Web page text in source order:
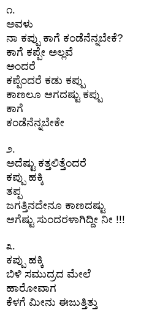
೧.
ಅವಳು
ನಾ ಕಪ್ಪು ಕಾಗೆ ಕಂಡೆನೆನ್ನಬೇಕೆ?
ಕಾಗೆ ಕಪ್ಪೇ ಅಲ್ಲವೆ
ಅಂದರೆ
ಕಪ್ಪೆಂದರೆ ಕಡು ಕಪ್ಪು
ಕಾಣಲೂ ಆಗದಷ್ಟು ಕಪ್ಪು
ಕಾಗೆ
ಕಂಡೆನೆನ್ನಬೇಕೇ
೨.
ಅದೆಷ್ಟು ಕತ್ತಲಿತ್ತೆಂದರೆ
ಕಪ್ಪು ಹಕ್ಕಿ
ತಪ್ಪ
ಜಗತ್ತಿನದೇನೂ ಕಾಣದಷ್ಟು
ಆಗೆಷ್ಟು ಸುಂದರಳಾಗಿದ್ದೀ ನೀ !!!
೩.
ಕಪ್ಪು ಹಕ್ಕಿ
ಬಿಳಿ ಸಮುದ್ರದ ಮೇಲೆ
ಹಾರೋವಾಗ
ಕೆಳಗೆ ಮೀನು ಈಜುತ್ತಿತ್ತು